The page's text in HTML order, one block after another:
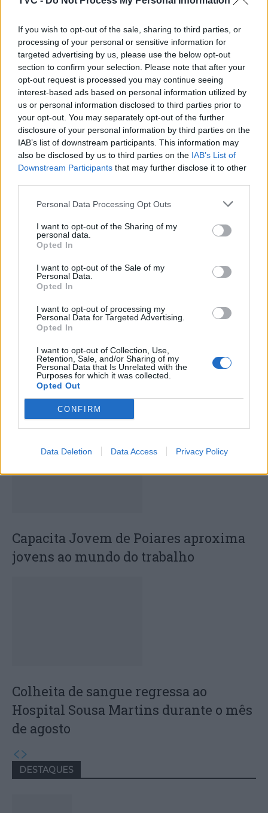
If you wish to opt-out of the sale, sharing to third parties, or
processing of your personal or sensitive information for
targeted advertising by us, please use the below opt-out
section to confirm your selection. Please note that after your
opt-out request is processed you may continue seeing
interest-based ads based on personal information utilized by
us or personal information disclosed to third parties prior to
your opt-out. You may separately opt-out of the further
disclosure of your personal information by third parties on the
IAB’s list of downstream participants. This information may
also be disclosed by us to third parties on the IAB’s List of
Downstream Participants that may further disclose it to other
Personal Data Processing Opt Outs
I want to opt-out of the Sharing of my
personal data.
Opted In
I want to opt-out of the Sale of my
Personal Data.
Opted In
I want to opt-out of processing my
Personal Data for Targeted Advertising.
Opted In
I want to opt-out of Collection, Use,
Retention, Sale, and/or Sharing of my
Personal Data that Is Unrelated with the
Purposes for which it was collected.
Opted Out
CONFIRM
Data Deletion Data Access Privacy Policy
Artigo anterior
Cantanhede: Miguel
Veloso e José Veloso
conquistam o terceiro
lugar do Festival Nacional
Próximo artigo
Vitória justa e merecida no
Rali Alitém
ARTIGOS RELACIONADOS MAIS DO AUTOR
Deputados do PSD saúdam Banda
Sinfónica da ARMAB pelo 1º lugar no
certame internacional de Valência
Capacita Jovem de Poiares aproxima
jovens ao mundo do trabalho
Colheita de sangue regressa ao
Hospital Sousa Martins durante o mês
de agosto
DESTAQUES